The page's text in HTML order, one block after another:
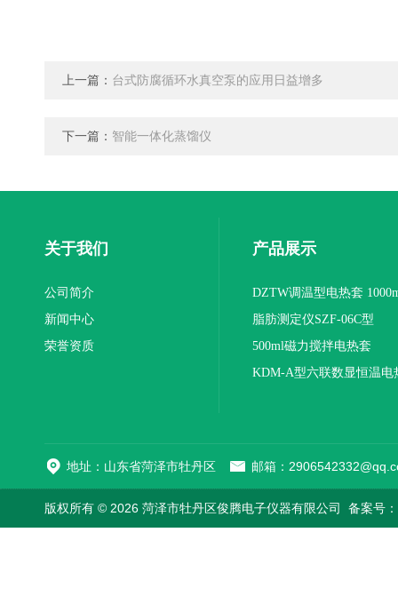
上一篇： 台式防腐循环水真空泵的应用日益增多
下一篇： 智能一体化蒸馏仪
关于我们
公司简介
新闻中心
荣誉资质
产品展示
DZTW调温型电热套
联
脂肪测定仪SZF-06C型
500ml磁力搅拌电热套
KDM-A型六联数显恒温电
地址：山东省菏泽市牡丹区 邮箱：
版权所有 © 2026 菏泽市牡丹区俊腾电子仪器有限公司 备案号